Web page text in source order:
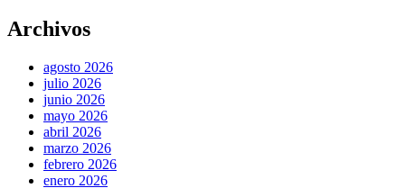
Archivos
agosto 2026
julio 2026
junio 2026
mayo 2026
abril 2026
marzo 2026
febrero 2026
enero 2026